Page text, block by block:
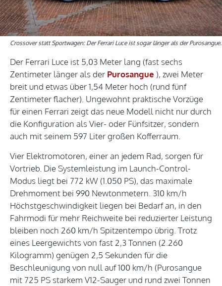
Crossover statt Sportwagen: Der Ferrari Luce ist sogar länger als der Purosangue.
Der Ferrari Luce ist 5,03 Meter lang (fast sechs
Zentimeter länger als der Purosangue ), zwei Meter
breit und etwas über 1,54 Meter hoch (rund fünf
Zentimeter flacher). Ungewohnt praktische Vorzüge
für einen Ferrari zeigt das neue Modell nicht nur durch
die Konfiguration als Vier- oder Fünfsitzer, sondern
auch mit seinem 597 Liter großen Kofferraum.
Vier Elektromotoren, einer an jedem Rad, sorgen für
Vortrieb. Die Systemleistung im Launch-Control-
Modus liegt bei 772 kW (1.050 PS), das maximale
Drehmoment bei 990 Newtonmetern. 310 km/h
Höchstgeschwindigkeit liegen bei Bedarf an, in den
Fahrmodi für mehr Reichweite bei reduzierter Leistung
bleiben noch 260 km/h Spitzentempo übrig. Trotz
eines Leergewichts von fast 2,3 Tonnen (2.260
Kilogramm) genügen 2,5 Sekunden für die
Beschleunigung von null auf 100 km/h (Purosangue
mit 725 PS starkem V12-Sauger und rund zwei Tonnen